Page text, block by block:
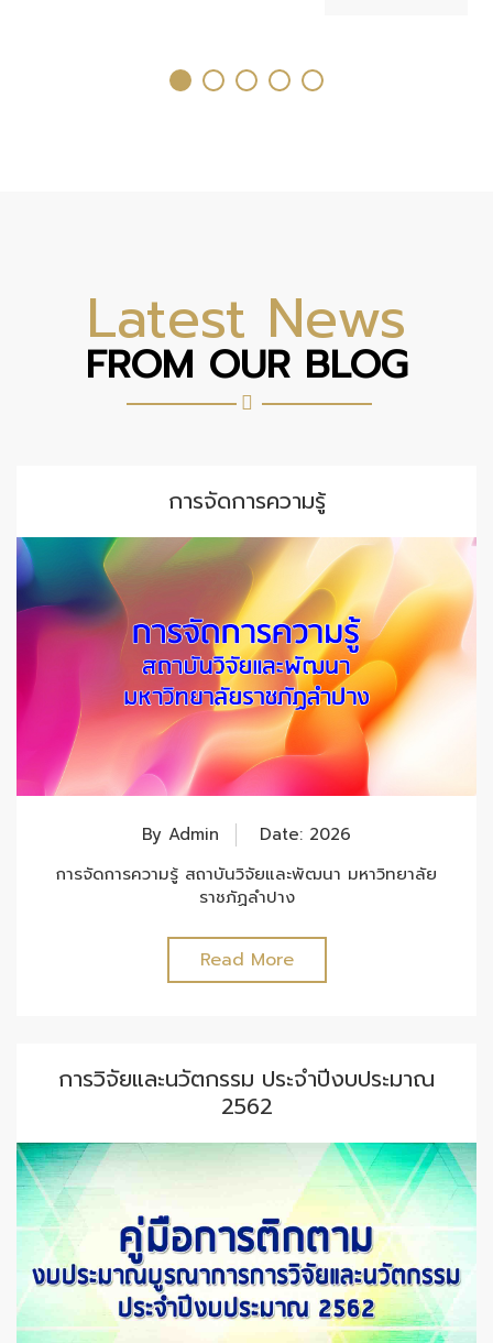
Latest News
FROM OUR BLOG
การจัดการความรู้
By Admin
Date: 2026
การจัดการความรู้ สถาบันวิจัยและพัฒนา มหาวิทยาลัย
ราชภัฏลำปาง
Read More
การวิจัยและนวัตกรรม ประจำปีงบประมาณ
2562